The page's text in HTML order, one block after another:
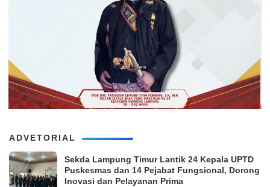
ADVETORIAL
‎Sekda Lampung Timur Lantik 24 Kepala UPTD
Puskesmas dan 14 Pejabat Fungsional, Dorong
Inovasi dan Pelayanan Prima